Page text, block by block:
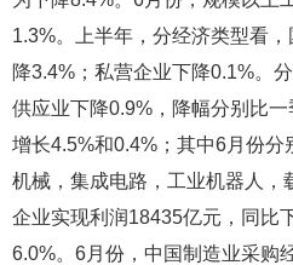
1.3%。上半年，分经济类型看
降3.4%；私营企业下降0.1%。
供应业下降0.9%，降幅分别比
增长4.5%和0.4%；其中6月份
机械，集成电路，工业机器人，
企业实现利润18435亿元，同比
6.0%。6月份，中国制造业采购